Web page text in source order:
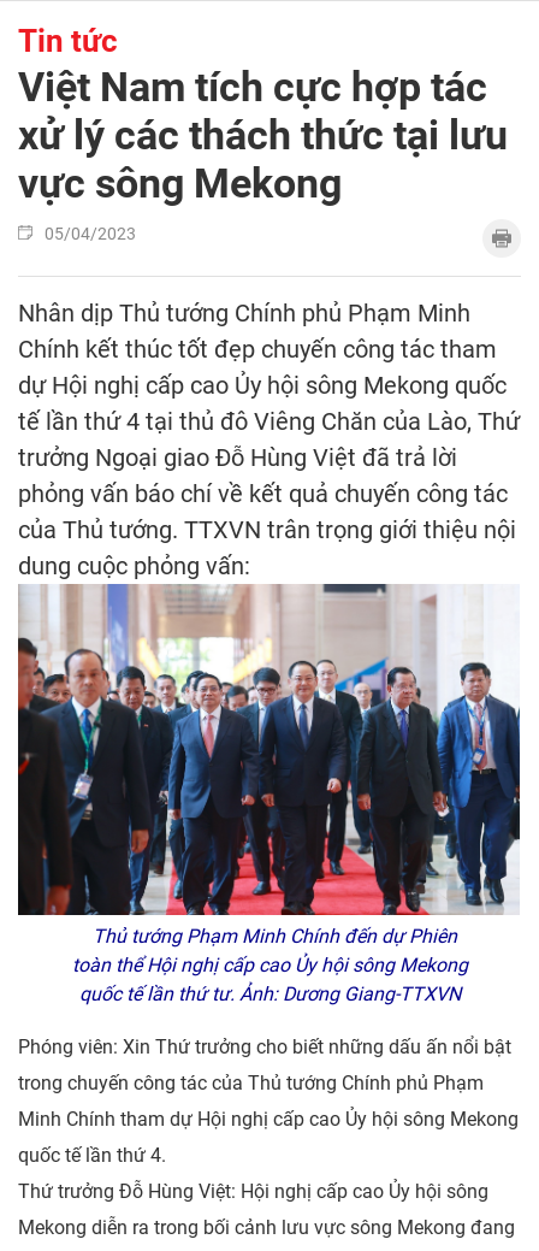
Tin tức
Việt Nam tích cực hợp tác
xử lý các thách thức tại lưu
vực sông Mekong
05/04/2023
Nhân dịp Thủ tướng Chính phủ Phạm Minh
Chính kết thúc tốt đẹp chuyến công tác tham
dự Hội nghị cấp cao Ủy hội sông Mekong quốc
tế lần thứ 4 tại thủ đô Viêng Chăn của Lào, Thứ
trưởng Ngoại giao Đỗ Hùng Việt đã trả lời
phỏng vấn báo chí về kết quả chuyến công tác
của Thủ tướng. TTXVN trân trọng giới thiệu nội
dung cuộc phỏng vấn:
Thủ tướng Phạm Minh Chính đến dự Phiên
toàn thể Hội nghị cấp cao Ủy hội sông Mekong
quốc tế lần thứ tư. Ảnh: Dương Giang-TTXVN
Phóng viên: Xin Thứ trưởng cho biết những dấu ấn nổi bật
trong chuyến công tác của Thủ tướng Chính phủ Phạm
Minh Chính tham dự Hội nghị cấp cao Ủy hội sông Mekong
quốc tế lần thứ 4.
Thứ trưởng Đỗ Hùng Việt: Hội nghị cấp cao Ủy hội sông
Mekong diễn ra trong bối cảnh lưu vực sông Mekong đang